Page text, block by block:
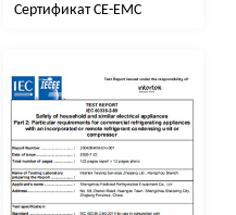
Сертификат CE-EMC